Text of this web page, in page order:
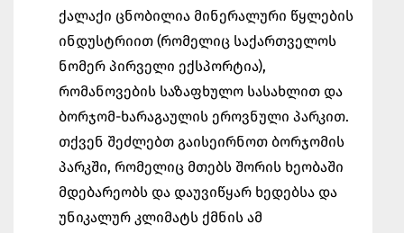
ქალაქი ცნობილია მინერალური წყლების
ინდუსტრიით (რომელიც საქართველოს
ნომერ პირველი ექსპორტია),
რომანოვების საზაფხულო სასახლით და
ბორჯომ-ხარაგაულის ეროვნული პარკით.
თქვენ შეძლებთ გაისეირნოთ ბორჯომის
პარკში, რომელიც მთებს შორის ხეობაში
მდებარეობს და დაუვიწყარ ხედებსა და
უნიკალურ კლიმატს ქმნის ამ